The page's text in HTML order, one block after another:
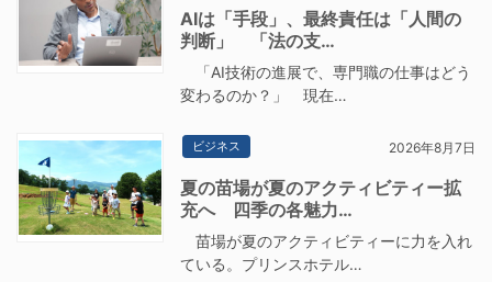
AIは「手段」、最終責任は「人間の
判断」 「法の支…
「AI技術の進展で、専門職の仕事はどう
変わるのか？」 現在…
ビジネス 2026年8月7日
夏の苗場が夏のアクティビティー拡
充へ 四季の各魅力…
苗場が夏のアクティビティーに力を入れ
ている。プリンスホテル…